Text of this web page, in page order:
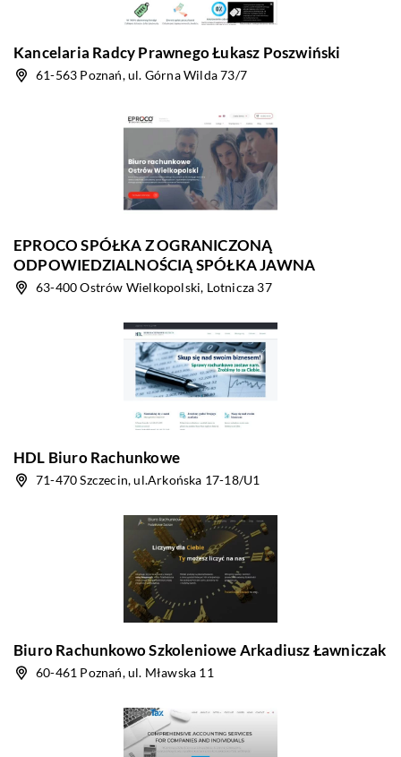
Kancelaria Radcy Prawnego Łukasz Poszwiński
61-563 Poznań, ul. Górna Wilda 73/7
EPROCO SPÓŁKA Z OGRANICZONĄ
ODPOWIEDZIALNOŚCIĄ SPÓŁKA JAWNA
63-400 Ostrów Wielkopolski, Lotnicza 37
HDL Biuro Rachunkowe
71-470 Szczecin, ul.Arkońska 17-18/U1
Biuro Rachunkowo Szkoleniowe Arkadiusz Ławniczak
60-461 Poznań, ul. Mławska 11